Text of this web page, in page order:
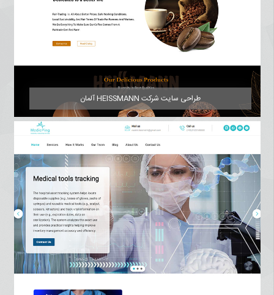
طراحی سایت شرکت HEISSMANN آلمان